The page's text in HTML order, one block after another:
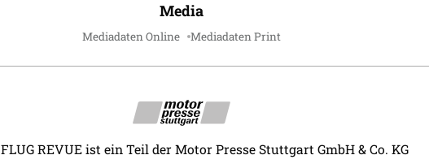
Media
Mediadaten Online Mediadaten Print
FLUG REVUE ist ein Teil der Motor Presse Stuttgart GmbH & Co. KG